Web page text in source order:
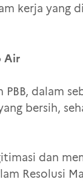
kerja yang
Air
dalam
bersih,
dan
Resolusi